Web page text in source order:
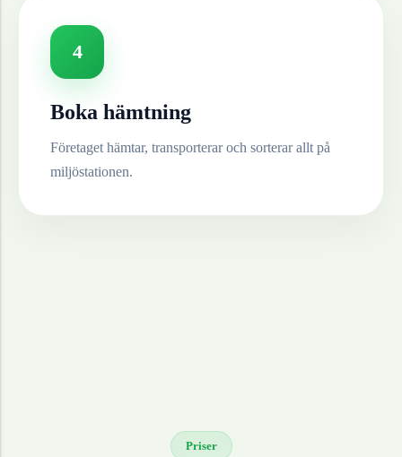
4
Boka hämtning
Företaget hämtar, transporterar och sorterar allt på
miljöstationen.
Priser